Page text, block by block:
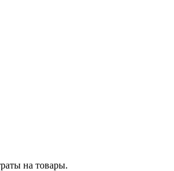
на товары.